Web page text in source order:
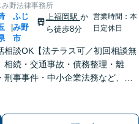
み野法律事務所
ふじ
み野
市
上福岡駅 か
ら徒歩8分
営業時間：本
日定休日
相談OK【法テラス可／初回相談無
相続・交通事故・債務整理・離
刑事事件・中小企業法務など、お
導きます【休日夜間対応】【上福